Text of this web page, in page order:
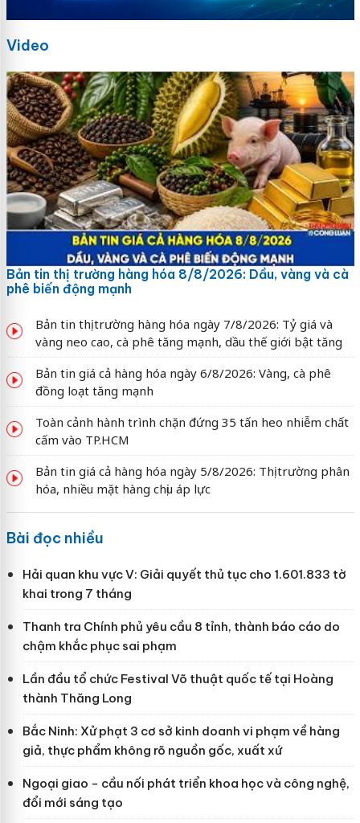
Video
Bản tin thị trường hàng hóa 8/8/2026: Dầu, vàng và cà
phê biến động mạnh
Bản tin thị trường hàng hóa ngày 7/8/2026: Tỷ giá và
vàng neo cao, cà phê tăng mạnh, dầu thế giới bật tăng
Bản tin giá cả hàng hóa ngày 6/8/2026: Vàng, cà phê
đồng loạt tăng mạnh
Toàn cảnh hành trình chặn đứng 35 tấn heo nhiễm chất
cấm vào TP.HCM
Bản tin giá cả hàng hóa ngày 5/8/2026: Thị trường phân
hóa, nhiều mặt hàng chịu áp lực
Bài đọc nhiều
Hải quan khu vực V: Giải quyết thủ tục cho 1.601.833 tờ
khai trong 7 tháng
Thanh tra Chính phủ yêu cầu 8 tỉnh, thành báo cáo do
chậm khắc phục sai phạm
Lần đầu tổ chức Festival Võ thuật quốc tế tại Hoàng
thành Thăng Long
Bắc Ninh: Xử phạt 3 cơ sở kinh doanh vi phạm về hàng
giả, thực phẩm không rõ nguồn gốc, xuất xứ
Ngoại giao - cầu nối phát triển khoa học và công nghệ,
đổi mới sáng tạo